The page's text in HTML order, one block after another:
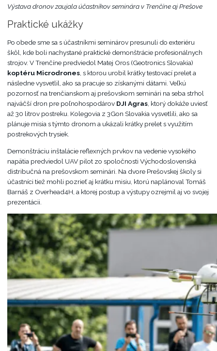
Výstava dronov zaujala účastníkov seminára v Trenčíne aj Prešove
Praktické ukážky
Po obede sme sa s účastníkmi seminárov presunuli do exteriéru
škôl, kde boli nachystané praktické demonštrácie profesionálnych
strojov. V Trenčíne predviedol Matej Oros (Geotronics Slovakia)
koptéru Microdrones , s ktorou urobil krátky testovací prelet a
následne vysvetlil, ako sa pracuje so získanými dátami. Veľkú
pozornosť na trenčianskom aj prešovskom seminári na seba strhol
najväčší dron pre poľnohospodárov DJI Agras , ktorý dokáže uviesť
až 30 litrov postreku. Kolegovia z 3Gon Slovakia vysvetlili, ako sa
plánuje misia s týmto dronom a ukázali krátky prelet s využitím
postrekových trysiek.
Demonštráciu inštalácie reflexných prvkov na vedenie vysokého
napätia predviedol UAV pilot zo spoločnosti Východoslovenská
distribučná na prešovskom seminári. Na dvore Prešovskej školy si
účastníci tiež mohli pozrieť aj krátku misiu, ktorú naplánoval Tomáš
Barnáš z Overhead4H, a ktorej postup a výstupy ozrejmil aj vo svojej
prezentácii.